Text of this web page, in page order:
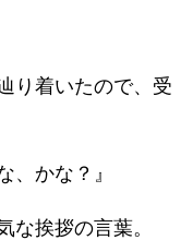
り着いたので、受
、かな？』
挨拶の言葉。